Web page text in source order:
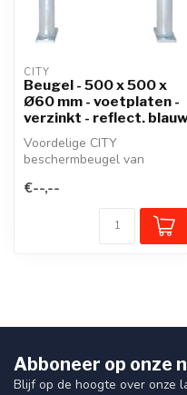
CITY
Beugel - 500 x 500 x
Ø60 mm - voetplaten -
verzinkt - reflect.
Voordelige CITY
beschermbeugel van
voor het beveiligen ...
€--,--
Abboneer op onze
Blijf op de hoogte over onze